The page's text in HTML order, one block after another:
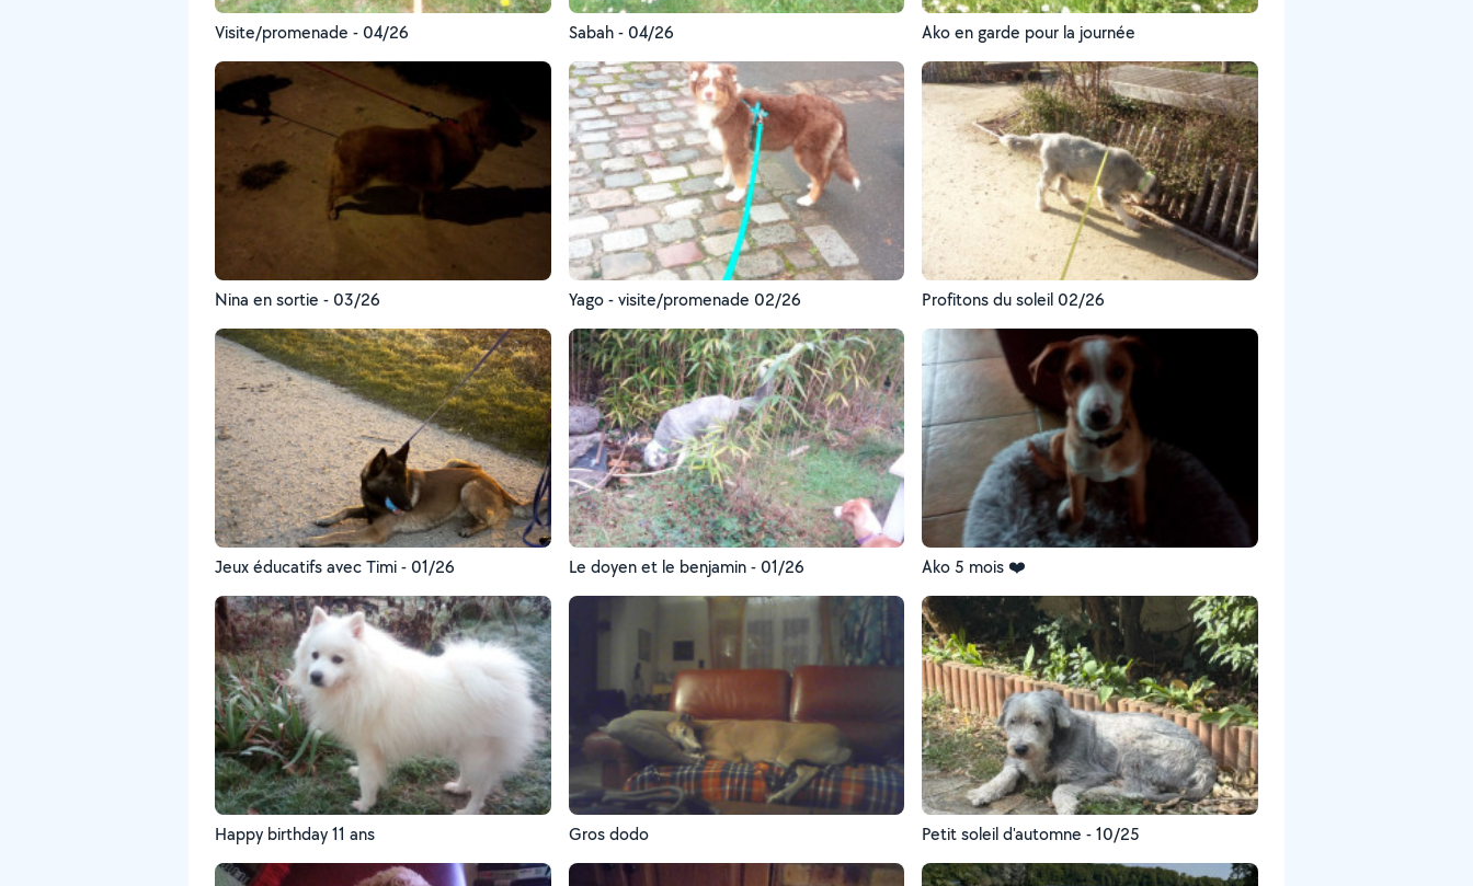
Visite/promenade - 04/26 Sabah - 04/26 Ako en garde pour la journée
Nina en sortie - 03/26 Yago - visite/promenade 02/26 Profitons du soleil 02/26
Jeux éducatifs avec Timi - 01/26 Le doyen et le benjamin - 01/26 Ako 5 mois ❤️
Happy birthday 11 ans Gros dodo Petit soleil d'automne - 10/25